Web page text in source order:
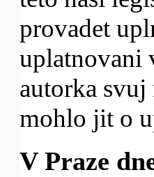
provadet
uplatnovani
autorka svuj
mohlo jit o
V Praze